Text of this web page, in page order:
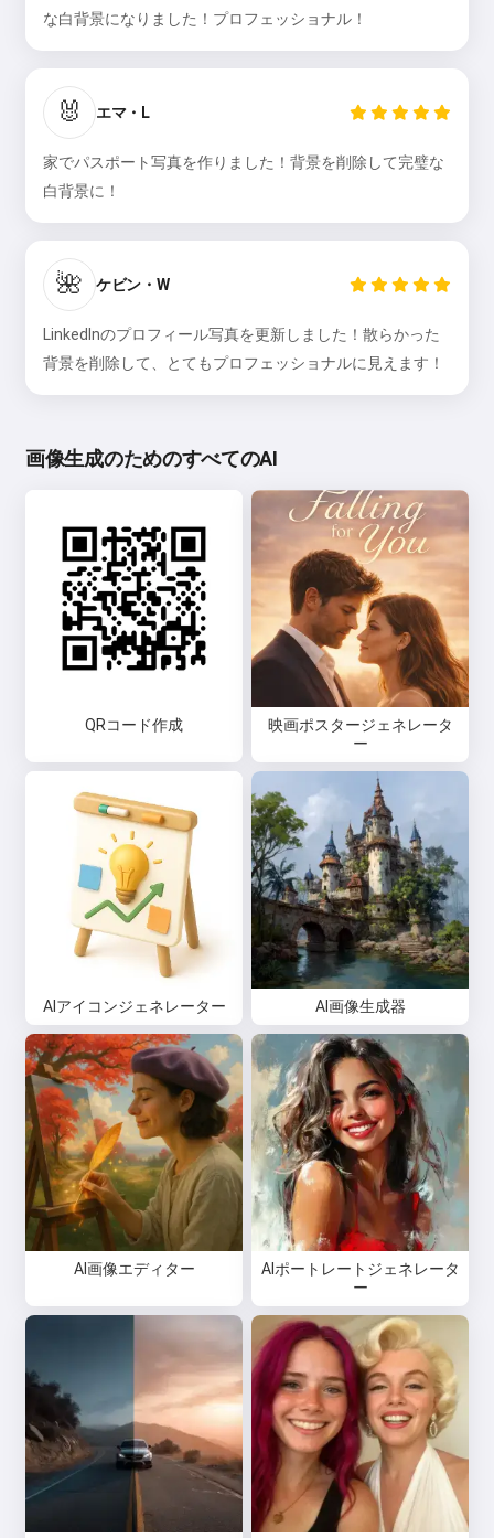
な白背景になりました！プロフェッショナル！
🐰 エマ・L
家でパスポート写真を作りました！背景を削除して完璧な
白背景に！
🌺 ケビン・W
LinkedInのプロフィール写真を更新しました！散らかった
背景を削除して、とてもプロフェッショナルに見えます！
画像生成のためのすべてのAI
QRコード作成
映画ポスタージェネレータ
ー
AIアイコンジェネレーター AI画像生成器
AI画像エディター
AIポートレートジェネレータ
ー